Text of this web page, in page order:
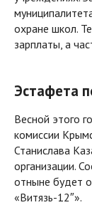
охране школ.
зарплаты, а
Эстафета
Весной этого
комиссии
Станислава
организации.
отныне будет
«Витязь-12″».